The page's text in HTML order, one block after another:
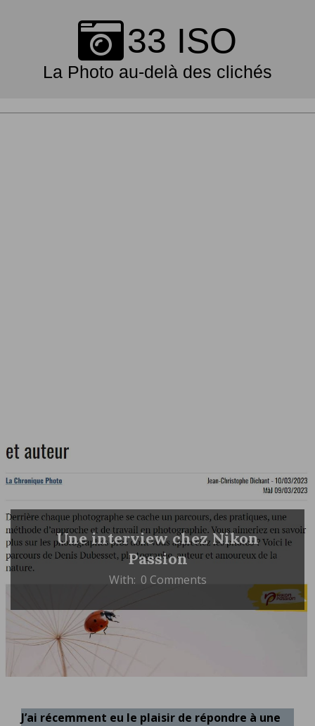
33 ISO
La Photo au-delà des clichés
Primary
Une interview chez Nikon
Passion
With: 0 Comments
J’ai récemment eu le plaisir de répondre à une